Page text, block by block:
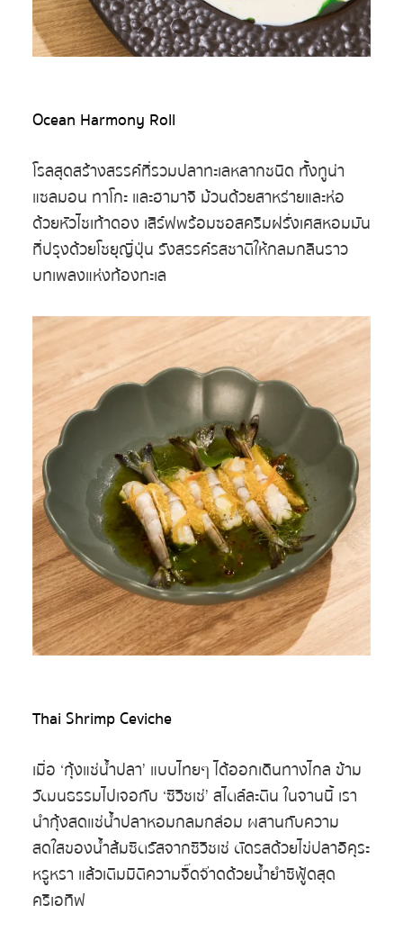
Ocean Harmony Roll
โรลสุดสร้างสรรค์ที่รวมปลาทะเลหลากชนิด ทั้งทูน่า
แซลมอน ทาโกะ และฮามาจิ ม้วนด้วยสาหร่ายและห่อ
ด้วยหัวไชเท้าดอง เสิร์ฟพร้อมซอสครีมฝรั่งเศสหอมมัน
ที่ปรุงด้วยโชยุญี่ปุ่น รังสรรค์รสชาติให้กลมกลืนราว
บทเพลงแห่งท้องทะเล
Thai Shrimp Ceviche
เมื่อ ‘กุ้งแช่น้ำปลา’ แบบไทยๆ ได้ออกเดินทางไกล ข้าม
วัฒนธรรมไปเจอกับ ‘ซีวิชเช่’ สไตล์ละติน ในจานนี้ เรา
นำกุ้งสดแช่น้ำปลาหอมกลมกล่อม ผสานกับความ
สดใสของน้ำส้มซิตรัสจากซีวิชเช่ ตัดรสด้วยไข่ปลาอิคุระ
หรูหรา แล้วเติมมิติความจี๊ดจ๊าดด้วยน้ำยำซีฟู้ดสุด
ครีเอทีฟ